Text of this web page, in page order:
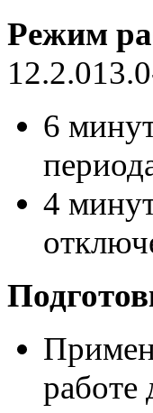
Режим
6
4
работе